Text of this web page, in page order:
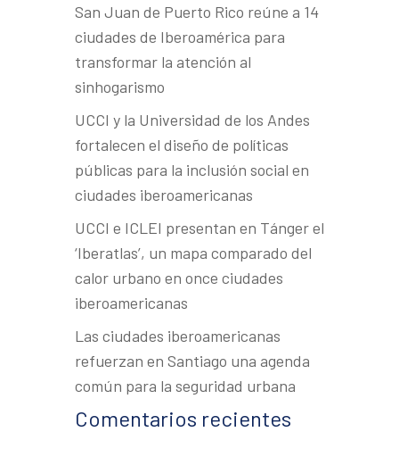
San Juan de Puerto Rico reúne a 14
ciudades de Iberoamérica para
transformar la atención al
sinhogarismo
UCCI y la Universidad de los Andes
fortalecen el diseño de políticas
públicas para la inclusión social en
ciudades iberoamericanas
UCCI e ICLEI presentan en Tánger el
‘Iberatlas’, un mapa comparado del
calor urbano en once ciudades
iberoamericanas
Las ciudades iberoamericanas
refuerzan en Santiago una agenda
común para la seguridad urbana
Comentarios recientes